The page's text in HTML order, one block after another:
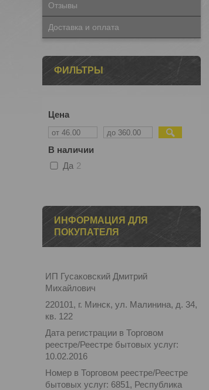
Отзывы
Доставка и оплата
ФИЛЬТРЫ
Цена
В наличии
Да 2
ИНФОРМАЦИЯ ДЛЯ
ПОКУПАТЕЛЯ
ИП Гусаковский Дмитрий
Михайлович
220101, г. Минск, ул. Малинина, д. 34,
кв. 122
Дата регистрации в Торговом
реестре/Реестре бытовых услуг:
10.02.2016
Номер в Торговом реестре/Реестре
бытовых услуг: 6851, Республика